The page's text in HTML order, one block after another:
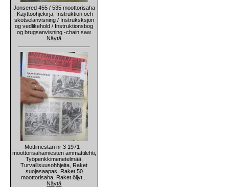
Jonsered 455 / 535 moottorisaha
-Käyttöohjekirja, Instruktion och
skötselanvisning / Instruksksjon
og vedlikehold / Instruktionsbog
og brugsanvisning -chain saw
Näytä
Mottimestari nr 3 1971 -
moottorisahamiesten ammattilehti,
Työpenkkimenetelmää,
Turvallisuusohhjeita, Raket
suojasaapas, Raket 50
moottorisaha, Raket öljyt...
Näytä